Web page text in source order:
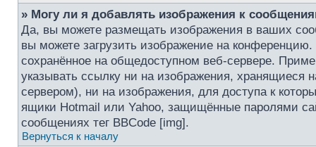
» Могу ли я добавлять изображения к
Да, вы можете размещать изображения в ваших
вы можете загрузить изображение на
сохранённое на общедоступном веб-сервере.
указывать ссылку ни на изображения,
сервером), ни на изображения, для доступа к
ящики Hotmail или Yahoo, защищённые паролями
сообщениях тег BBCode [img].
Вернуться к началу